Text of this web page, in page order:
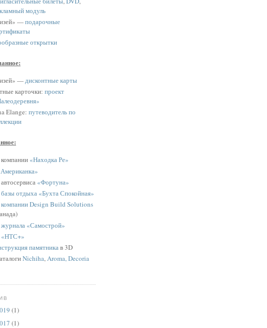
модуль
—подарочные
открытки
—дисконтные карты
карточки: проект
Elange: путеводитель по
«Находка Ре»
«Фортуна»
отдыха «Бухта Спокойная»
Design Build Solutions
«Самострой»
«НТС+»
памятникав 3D
Nichiha,Aroma, Decoria
(1)
(1)